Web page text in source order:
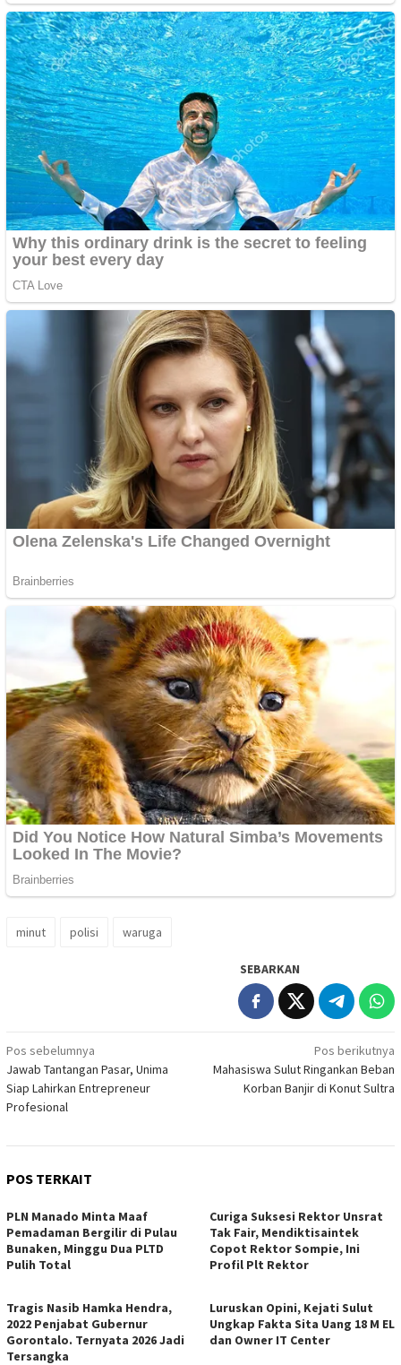
minut polisi waruga
SEBARKAN
Navigasi
pos
Pos sebelumnya
Jawab Tantangan Pasar, Unima
Siap Lahirkan Entrepreneur
Profesional
Pos berikutnya
Mahasiswa Sulut Ringankan Beban
Korban Banjir di Konut Sultra
POS TERKAIT
PLN Manado Minta Maaf
Pemadaman Bergilir di Pulau
Bunaken, Minggu Dua PLTD
Pulih Total
Curiga Suksesi Rektor Unsrat
Tak Fair, Mendiktisaintek
Copot Rektor Sompie, Ini
Profil Plt Rektor
Tragis Nasib Hamka Hendra,
2022 Penjabat Gubernur
Gorontalo. Ternyata 2026 Jadi
Tersangka
Luruskan Opini, Kejati Sulut
Ungkap Fakta Sita Uang 18 M EL
dan Owner IT Center